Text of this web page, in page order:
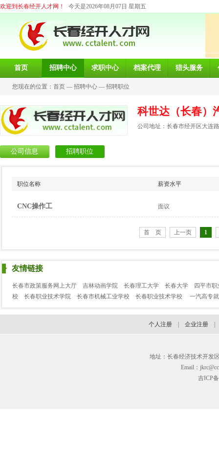
欢迎到长春经开人才网！ 今天是2026年08月07日 星期五
首页 招聘中心 求职中心 档案代理 猎头服务
您现在的位置： 首页 — 招聘中心 — 招聘职位
科世达（长春）
公司地址：长春市经开区大连
公司信息 招聘职位
职位名称 薪资水平
CNC操作工 面议
首 页 上一页 1
友情链接
长春市政策服务网上大厅 吉林动画学院 长春理工大学 长春大学
四平市
校
长春职业技术学院 长春市机械工业学校 长春职业技术学校 一汽高专
个人注册 企业注册
地址：长春经济技术开发
Email：
吉ICP